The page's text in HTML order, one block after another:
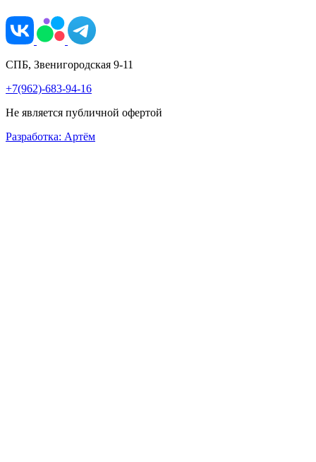
СПБ, Звенигородская 9-11
+7(962)-683-94-16
Не является публичной офертой
Разработка: Артём